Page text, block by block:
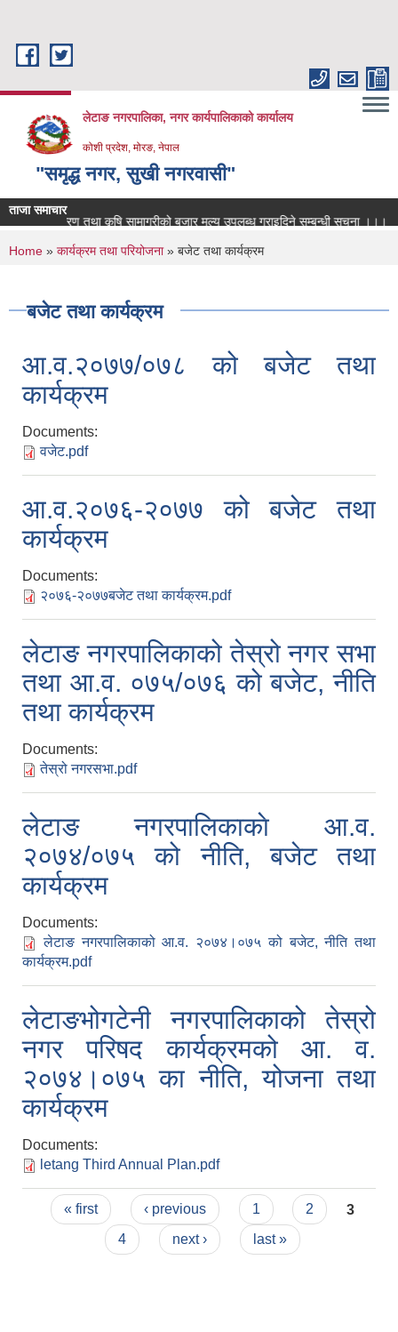
लेटाङ नगरपालिका, नगर कार्यपालिकाको कार्यालय
कोशी प्रदेश, मोरङ, नेपाल
"समृद्ध नगर, सुखी नगरवासी"
ताजा समाचार
उपकरण तथा कृषि सामाग्रीको बजार मुल्य उपलब्ध गराइदिने सम्बन्धी सूचना ।।।
You are here
Home » कार्यक्रम तथा परियोजना» बजेट तथा कार्यक्रम
बजेट तथा कार्यक्रम
आ.व.२०७७/०७८ को बजेट तथा
कार्यक्रम
Documents:
वजेट.pdf
आ.व.२०७६-२०७७ को बजेट तथा
कार्यक्रम
Documents:
२०७६-२०७७बजेट तथा कार्यक्रम.pdf
लेटाङ नगरपालिकाको तेस्रो नगर सभा
तथा आ.व. ०७५/०७६ को बजेट, नीति
तथा कार्यक्रम
Documents:
तेस्रो नगरसभा.pdf
लेटाङ नगरपालिकाकाे आ.व.
२०७४/०७५ को नीति, बजेट तथा
कार्यक्रम
Documents:
लेटाङ नगरपालिकाको आ.व. २०७४।०७५ को बजेट, नीति तथा
कार्यक्रम.pdf
लेटाङभोगटेनी नगरपालिकाको तेस्रो
नगर परिषद कार्यक्रमको आ. व.
२०७४।०७५ का नीति, योजना तथा
कार्यक्रम
Documents:
letang Third Annual Plan.pdf
Pages
« first ‹ previous 1 2
3
4
next › last »